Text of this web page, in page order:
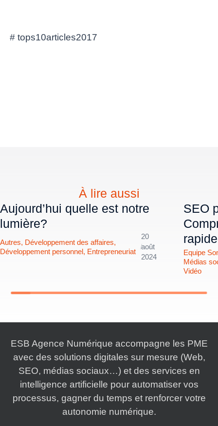
# tops10articles2017
À lire aussi
Aujourd’hui quelle est notre
lumière?
Autres, Développement des affaires,
Développement personnel, Entrepreneuriat
/
20
août
2024
SEO
Equipe
Médias
Vidéo
ESB Agence Numérique accompagne les PME
avec des solutions digitales sur mesure (Web,
SEO, médias sociaux…) et des services en
intelligence artificielle pour automatiser vos
processus, gagner du temps et renforcer votre
autonomie numérique.